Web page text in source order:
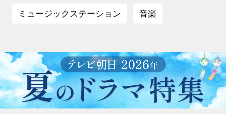
ミュージックステーション 音楽